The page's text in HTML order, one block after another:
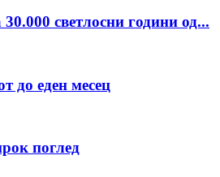
светлосни години од...
до еден месец
поглед